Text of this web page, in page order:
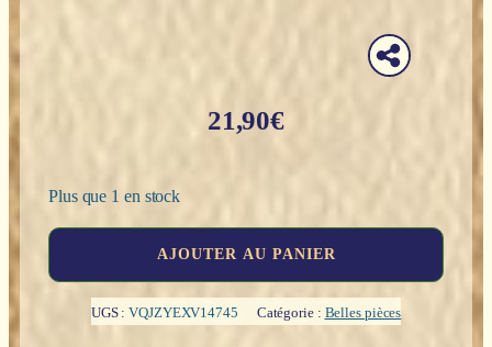
21,90€
Plus que 1 en stock
AJOUTER AU PANIER
UGS :VQJZYEXV14745 Catégorie : Belles pièces